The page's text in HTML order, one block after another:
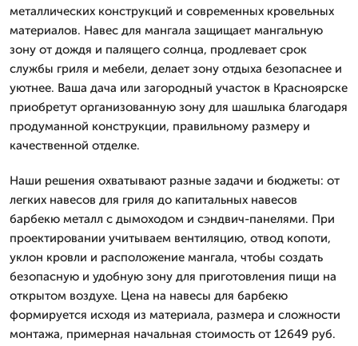
металлических конструкций и современных кровельных
материалов. Навес для мангала защищает мангальную
зону от дождя и палящего солнца, продлевает срок
службы гриля и мебели, делает зону отдыха безопаснее и
уютнее. Ваша дача или загородный участок в Красноярске
приобретут организованную зону для шашлыка благодаря
продуманной конструкции, правильному размеру и
качественной отделке.
Наши решения охватывают разные задачи и бюджеты: от
легких навесов для гриля до капитальных навесов
барбекю металл с дымоходом и сэндвич-панелями. При
проектировании учитываем вентиляцию, отвод копоти,
уклон кровли и расположение мангала, чтобы создать
безопасную и удобную зону для приготовления пищи на
открытом воздухе. Цена на навесы для барбекю
формируется исходя из материала, размера и сложности
монтажа, примерная начальная стоимость от 12649 руб.